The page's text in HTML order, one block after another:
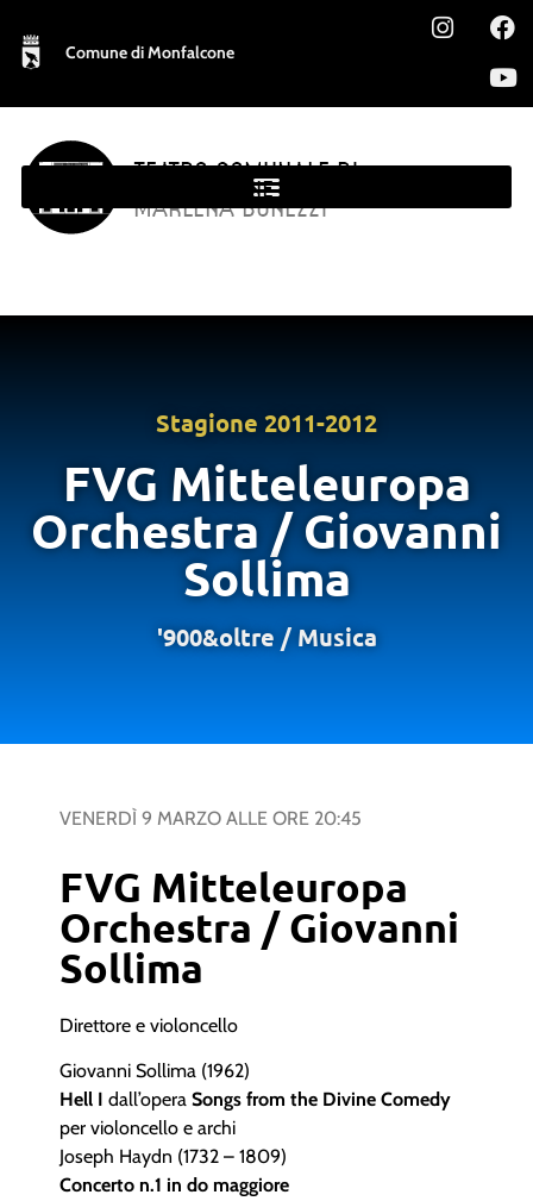
Comune di Monfalcone
TEATRO COMUNALE DI
MONFALCONE
MARLENA BONEZZI
Stagione 2011-2012
FVG Mitteleuropa
Orchestra / Giovanni
Sollima
'900&oltre / Musica
VENERDÌ 9 MARZO ALLE ORE 20:45
FVG Mitteleuropa
Orchestra / Giovanni
Sollima
Direttore e violoncello
Giovanni Sollima (1962)
Hell I dall’opera Songs from the Divine Comedy
per violoncello e archi
Joseph Haydn (1732 – 1809)
Concerto n.1 in do maggiore